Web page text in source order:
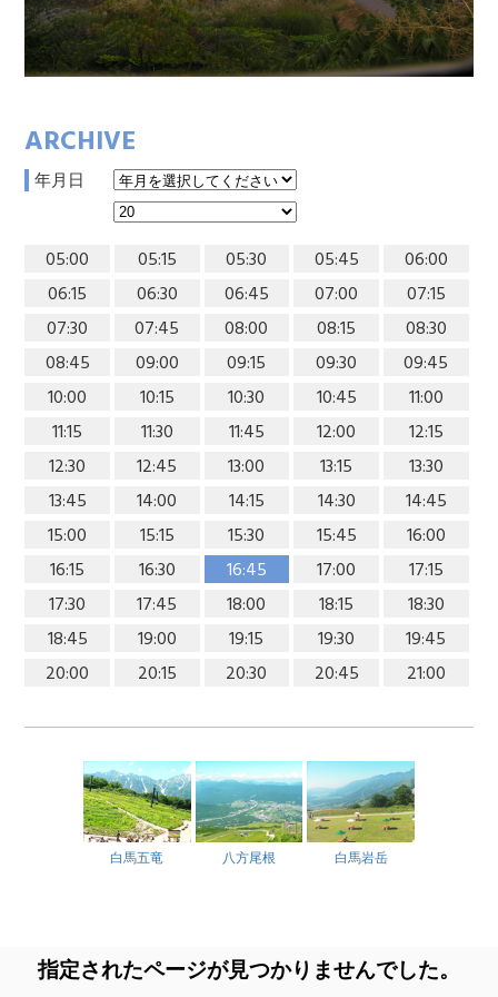
ARCHIVE
年月日
05:00 05:15 05:30 05:45
06:00
06:15
06:30 06:45 07:00
07:15
07:30
07:45 08:00 08:15
08:30
08:45
09:00 09:15 09:30
09:45
10:00
10:15 10:30 10:45
11:00
11:15
11:30 11:45 12:00
12:15
12:30
12:45 13:00 13:15
13:30
13:45
14:00 14:15 14:30
14:45
15:00
15:15 15:30 15:45
16:00
16:15
16:30 16:45 17:00
17:15
17:30
17:45 18:00 18:15
18:30
18:45
19:00 19:15 19:30
19:45
20:00
20:15 20:30 20:45 21:00
白馬五竜 八方尾根 白馬岩岳